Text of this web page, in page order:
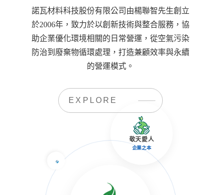
諾瓦材料科技股份有限公司由楊聯智先生創立
於2006年，致力於以創新技術與整合服務，協
助企業優化環境相關的日常營運，從空氣污染
防治到廢棄物循環處理，打造兼顧效率與永續
的營運模式。
EXPLORE
敬天愛人
企業之本